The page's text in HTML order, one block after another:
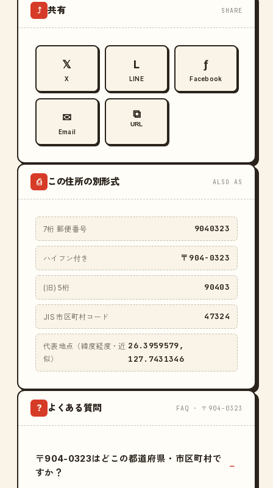
⤴ 共有 SHARE
𝕏
X
L
LINE
ƒ
Facebook
✉
Email
⧉
URL
⎙ この住所の別形式 ALSO AS
7桁 郵便番号 9040323
ハイフン付き 〒904-0323
(旧) 5桁 90403
JIS 市区町村コード 47324
代表地点（緯度経度・近
似）
26.3959579,
127.7431346
? よくある質問 FAQ · 〒904-0323
〒904-0323はどこの都道府県・市区町村で
すか？